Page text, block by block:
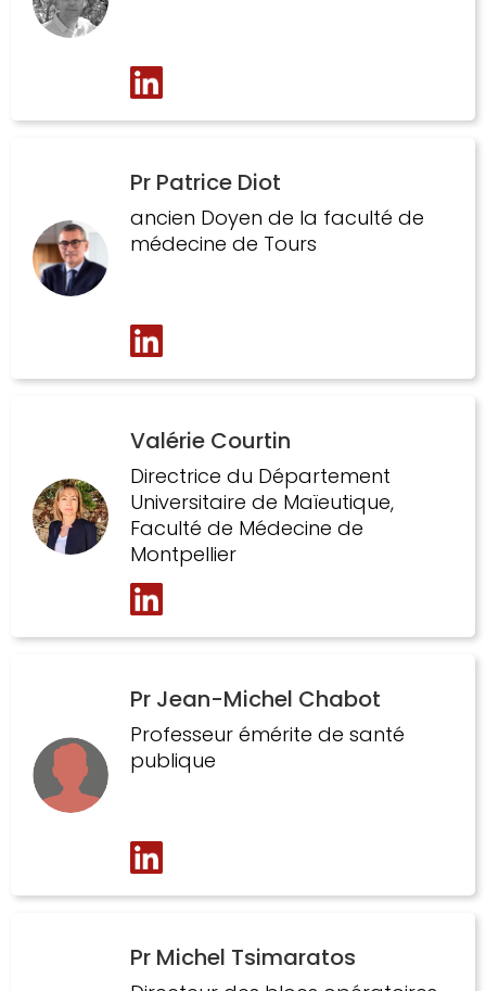
Pr Patrice Diot
ancien Doyen de la faculté de
médecine de Tours
Valérie Courtin
Directrice du Département
Universitaire de Maïeutique,
Faculté de Médecine de
Montpellier
Pr Jean-Michel Chabot
Professeur émérite de santé
publique
Pr Michel Tsimaratos